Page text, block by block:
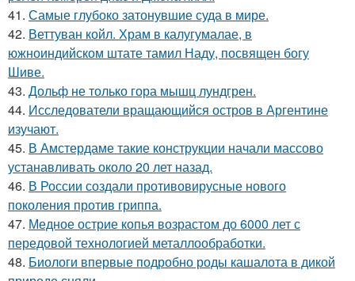
41. Самые глубоко затонувшие суда в мире.
42. Веттуван койл. Храм в калугумалае, в
южноиндийском штате тамил Наду, посвящен богу
Шиве.
43. Дольф не только гора мышц лундгрен.
44. Исследователи вращающийся остров в Аргентине
изучают.
45. В Амстердаме такие конструкции начали массово
устанавливать около 20 лет назад.
46. В России создали противовирусные нового
поколения против гриппа.
47. Медное острие копья возрастом до 6000 лет с
передовой технологией металлообработки.
48. Биологи впервые подробно роды кашалота в дикой